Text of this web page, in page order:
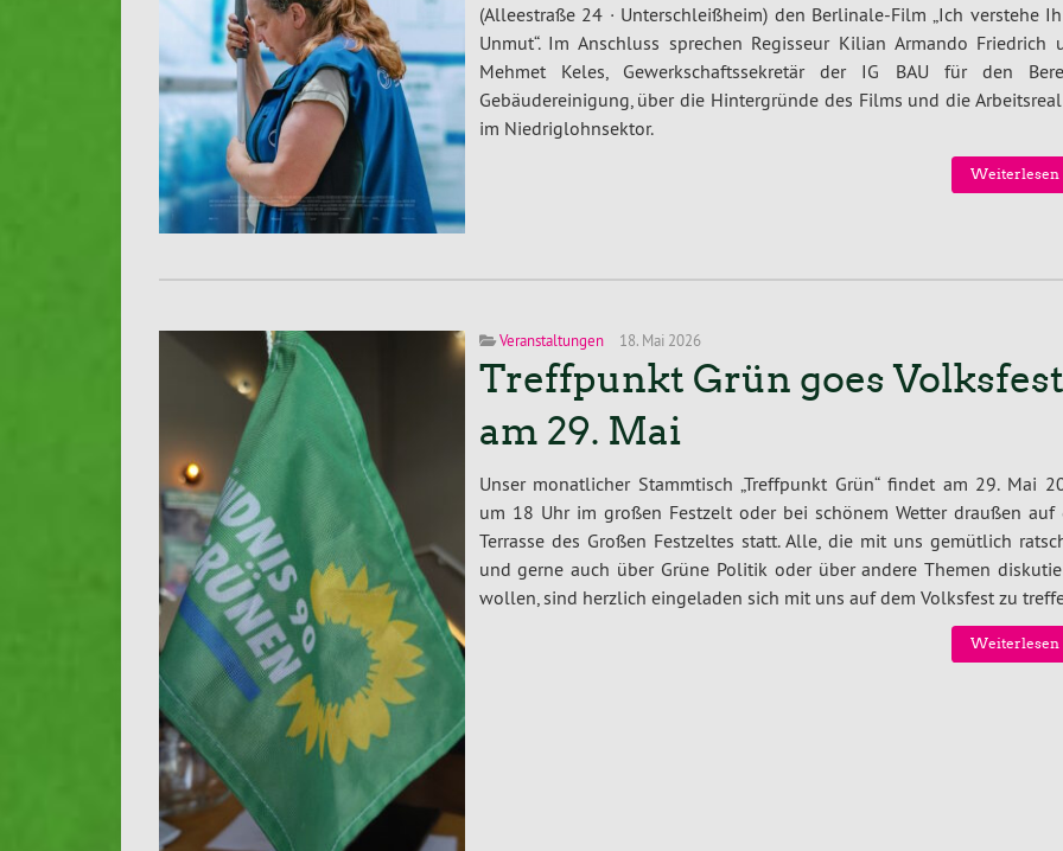
(Alleestraße 24 · Unterschleißheim) den Berlinale-Film „Ich verstehe
Unmut“. Im Anschluss sprechen Regisseur Kilian Armando Friedrich
Mehmet Keles, Gewerkschaftssekretär der IG BAU für den
Gebäudereinigung, über die Hintergründe des Films und die
im Niedriglohnsektor.
Weiterlesen
Veranstaltungen 18. Mai 2026
Treffpunkt Grün goes Volksfest
am 29. Mai
Unser monatlicher Stammtisch „Treffpunkt Grün“ findet am 29. Mai
um 18 Uhr im großen Festzelt oder bei schönem Wetter draußen auf
Terrasse des Großen Festzeltes statt. Alle, die mit uns gemütlich
und gerne auch über Grüne Politik oder über andere Themen
wollen, sind herzlich eingeladen sich mit uns auf dem Volksfest zu
Weiterlesen